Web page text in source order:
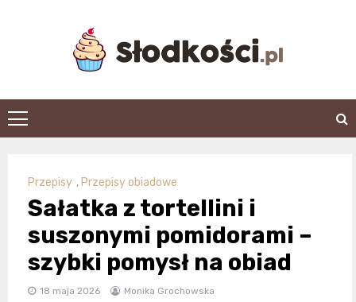
slodkosci.pl
Przepisy , Przepisy obiadowe
Sałatka z tortellini i
suszonymi pomidorami –
szybki pomysł na obiad
18 maja 2026 Monika Grochowska